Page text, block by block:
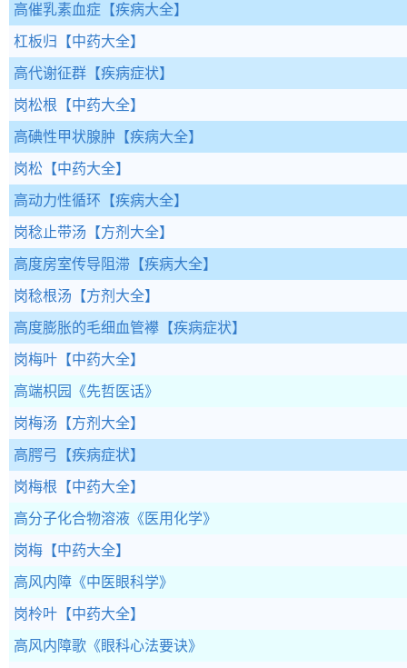
高催乳素血症 【疾病大全】
杠板归 【中药大全】
高代谢征群 【疾病症状】
岗松根 【中药大全】
高碘性甲状腺肿 【疾病大全】
岗松 【中药大全】
高动力性循环 【疾病大全】
岗稔止带汤 【方剂大全】
高度房室传导阻滞 【疾病大全】
岗稔根汤 【方剂大全】
高度膨胀的毛细血管襻 【疾病症状】
岗梅叶 【中药大全】
高端枳园 《先哲医话》
岗梅汤 【方剂大全】
高腭弓 【疾病症状】
岗梅根 【中药大全】
高分子化合物溶液 《医用化学》
岗梅 【中药大全】
高风内障 《中医眼科学》
岗柃叶 【中药大全】
高风内障歌 《眼科心法要诀》